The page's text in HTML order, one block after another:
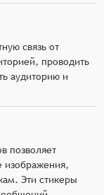
связь от
проводить
аудиторию и
позволяет
изображения,
Эти стикеры